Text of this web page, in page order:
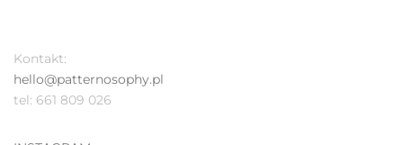
Kontakt:
hello@patternosophy.pl
tel: 661 809 026